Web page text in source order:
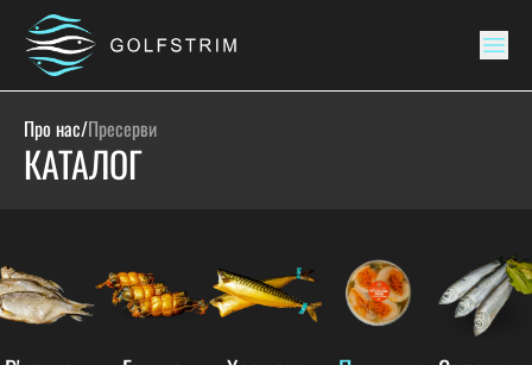
Про нас/Пресерви
КАТАЛОГ